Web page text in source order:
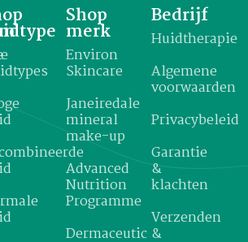
Shop
merk
Environ
Skincare
Janeiredale
mineral
make-up
Advanced
Nutrition
Programme
Dermaceutic
Bedrijf
Huidtherapie
Algemene
voorwaarden
Privacybeleid
Garantie
&
klachten
Verzenden
&